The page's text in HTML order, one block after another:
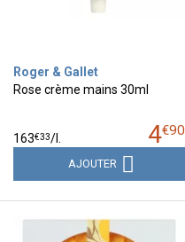
Roger & Gallet
Rose crème mains 30ml
4€90
163€33/
AJOUTER